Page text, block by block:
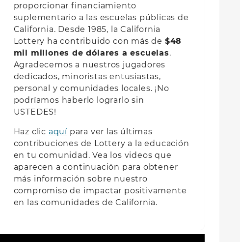
proporcionar financiamiento
suplementario a las escuelas públicas de
California. Desde 1985, la California
Lottery ha contribuido con más de $48
mil millones de dólares a escuelas.
Agradecemos a nuestros jugadores
dedicados, minoristas entusiastas,
personal y comunidades locales. ¡No
podríamos haberlo lograrlo sin
USTEDES!
Haz clic aquí para ver las últimas
contribuciones de Lottery a la educación
en tu comunidad. Vea los videos que
aparecen a continuación para obtener
más información sobre nuestro
compromiso de impactar positivamente
en las comunidades de California.